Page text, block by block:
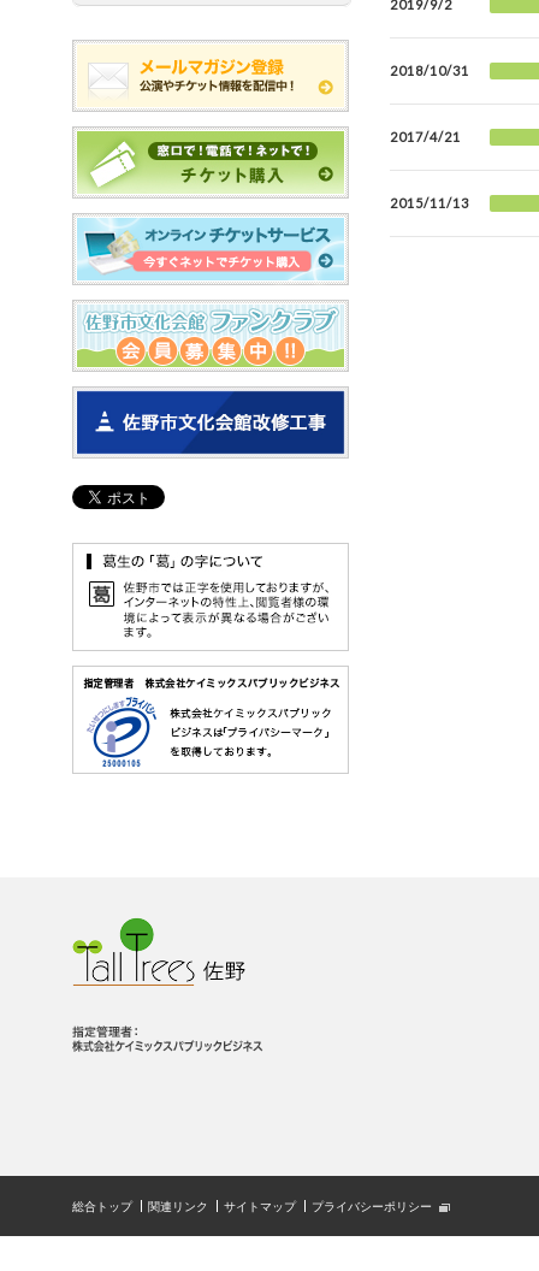
2019/9/2
2018/10/31
2017/4/21
2015/11/13
総合トップ 関連リンク サイトマップ プライバシーポリシー